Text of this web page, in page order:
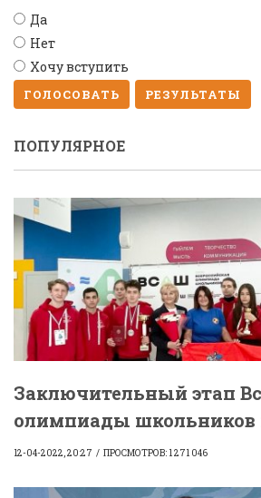
Да
Нет
Хочу вступить
ГОЛОСОВАТЬ РЕЗУЛЬТАТЫ
ПОПУЛЯРНОЕ
Заключительный этап
олимпиады школьников
12-04-2022, 20:27 ПРОСМОТРОВ: 1 271 046